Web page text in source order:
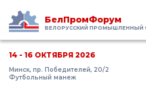
БелПромФорум
БЕЛОРУССКИЙ ПРОМЫШЛЕННЫЙ
14 - 16 ОКТЯБРЯ 2026
Минск, пр. Победителей, 20/2
Футбольный манеж